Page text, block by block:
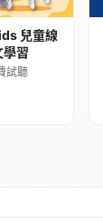
兒童線
學習
試聽